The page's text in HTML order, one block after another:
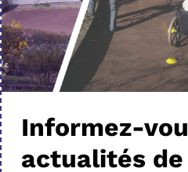
Informez-
actualités